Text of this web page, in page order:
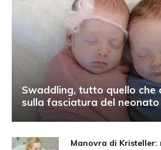
Swaddling, tutto quello che
sulla fasciatura del neonato
Manovra di Kristeller: